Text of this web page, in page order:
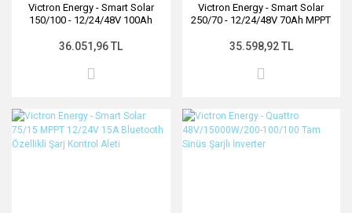
Victron Energy - Smart Solar
150/100 - 12/24/48V 100Ah
Kontrol Aleti (VE.Can arayüzü
36.051,96 TL
Victron Energy - Smart Solar
250/70 - 12/24/48V 70Ah MPPT
Aleti (VE.Can arayüzü ile)
35.598,92 TL